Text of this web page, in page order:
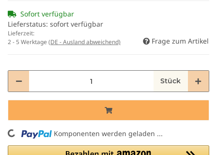
Sofort verfügbar
Lieferstatus: sofort verfügbar
Lieferzeit:
2 - 5 Werktage (DE - Ausland abweichend) Frage zum Artikel
Stück
Loading... Komponenten werden geladen ...